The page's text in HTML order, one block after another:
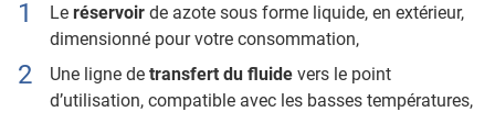
Le réservoirde azote sous forme liquide, en extérieur,
dimensionné pour votre consommation,
Une ligne de transfert du fluidevers le point
d’utilisation, compatible avec les basses températures,